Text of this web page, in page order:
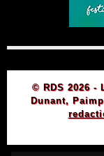
© RDS 2026 -
Dunant,